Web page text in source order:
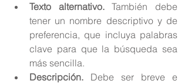
Texto alternativo. También debe
tener un nombre descriptivo y de
preferencia, que incluya palabras
clave para que la búsqueda sea
más sencilla.
Descripción. Debe ser breve e